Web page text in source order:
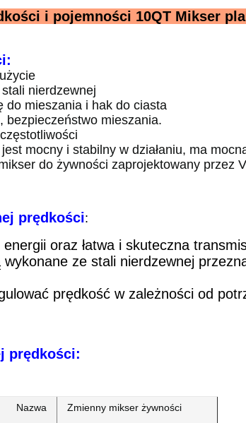
i pojemności 10QT Mikser
nierdzewnej
do mieszania i hak do ciasta
bezpieczeństwo mieszania.
mocny i stabilny w działaniu, ma
do żywności zaprojektowany przez
prędkości:
oraz łatwa i skuteczna
ze stali nierdzewnej
prędkość w zależności od
prędkości:
Nazwa Zmienny mikser żywności